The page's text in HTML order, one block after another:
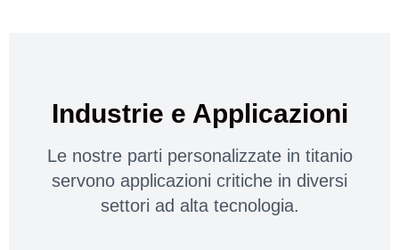
Industrie e Applicazioni
Le nostre parti personalizzate in titanio
servono applicazioni critiche in diversi
settori ad alta tecnologia.